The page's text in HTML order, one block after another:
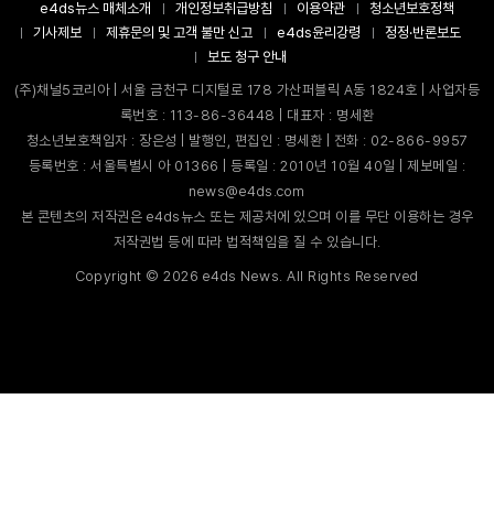
e4ds뉴스 매체소개 개인정보취급방침 이용약관
청소년보호정책
기사제보
제휴문의 및 고객 불만 신고 e4ds윤리강령
정정·반론보도
보도 청구 안내
(주)채널5코리아 | 서울 금천구 디지털로 178 가산퍼블릭 A동 1824호 | 사업자등
록번호 : 113-86-36448 | 대표자 : 명세환
청소년보호책임자 : 장은성 | 발행인, 편집인 : 명세환 | 전화 : 02-866-9957
등록번호 : 서울특별시 아 01366 | 등록일 : 2010년 10월 40일 | 제보메일 :
news@e4ds.com
본 콘텐츠의 저작권은 e4ds뉴스 또는 제공처에 있으며 이를 무단 이용하는 경우
저작권법 등에 따라 법적책임을 질 수 있습니다.
Copyright ©2026 e4ds News. All Rights Reserved